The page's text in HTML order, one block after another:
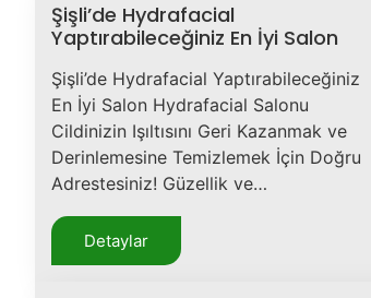
Şişli’de Hydrafacial
Yaptırabileceğiniz En İyi Salon
Şişli’de Hydrafacial Yaptırabileceğiniz
En İyi Salon Hydrafacial Salonu
Cildinizin Işıltısını Geri Kazanmak ve
Derinlemesine Temizlemek İçin Doğru
Adrestesiniz! Güzellik ve…
Detaylar